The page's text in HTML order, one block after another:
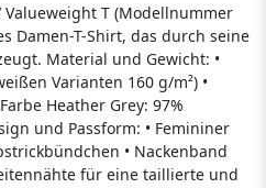
Valueweight T (Modellnummer
Damen-T-Shirt, das durch seine
Material und Gewicht: •
Varianten 160 g/m²) •
Heather Grey: 97%
und Passform: • Femininer
• Nackenband
für eine taillierte und